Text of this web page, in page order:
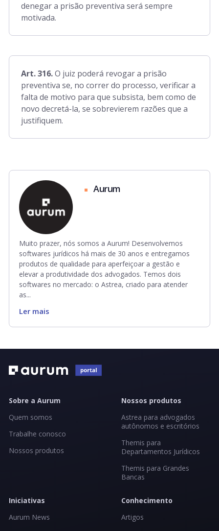
denegar a prisão preventiva será sempre
motivada.
Art. 316.O juiz poderá revogar a prisão
preventiva se, no correr do processo, verificar a
falta de motivo para que subsista, bem como de
novo decretá-la, se sobrevierem razões que a
justifiquem.
Aurum
Muito prazer, nós somos a Aurum! Desenvolvemos
softwares jurídicos há mais de 30 anos e entregamos
produtos de qualidade para aperfeiçoar a gestão e
elevar a produtividade dos advogados. Temos dois
softwares no mercado: o Astrea, criado para atender
as...
Ler mais
Sobre a Aurum
Quem somos
Trabalhe conosco
Nossos produtos
Nossos produtos
Astrea para advogados
autônomos e escritórios
Themis para
Departamentos Jurídicos
Themis para Grandes
Bancas
Iniciativas
Aurum News
Conhecimento
Artigos